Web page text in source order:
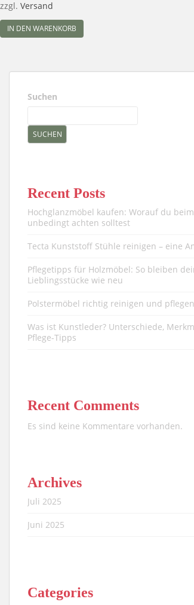
zzgl. Versand
IN DEN WARENKORB
Suchen
SUCHEN
Recent Posts
Hochglanzmöbel kaufen: Worauf du
unbedingt achten solltest
Tecta Kunststoff Stühle reinigen – eine
Pflegetipps für Holzmöbel: So bleiben
Lieblingsstücke wie neu​
Polstermöbel richtig reinigen und pflegen
Was ist Kunstleder? Unterschiede,
Pflege-Tipps
Recent Comments
Es sind keine Kommentare vorhanden.
Archives
Juli 2025
Juni 2025
Categories